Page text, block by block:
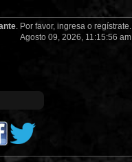
. Por favor, ingresao regístrate.
Agosto 09, 2026, 11:15:56 am